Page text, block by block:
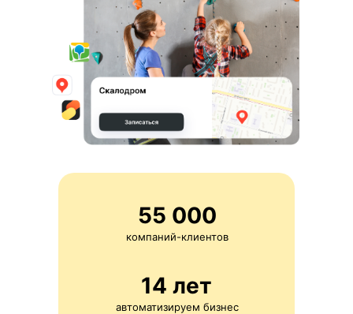
55 000
компаний-клиентов
14 лет
автоматизируем бизнес